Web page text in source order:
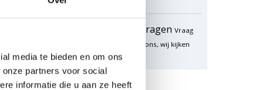
media te bieden en om ons
partners voor social
informatie die u aan ze heeft
Offerte aanvragen Vraag
een speciale prijs op bij ons, wij kijken
naar de mogelijkheden.